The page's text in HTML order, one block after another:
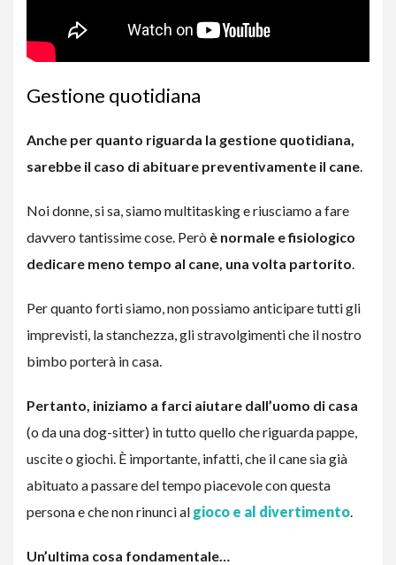
Gestione quotidiana
Anche per quanto riguarda la gestione quotidiana,
sarebbe il caso di abituare preventivamente il cane
Noi donne, si sa, siamo multitasking e riusciamo a fare
davvero tantissime cose. Però è normale e fisiologico
dedicare meno tempo al cane, una volta partorito
Per quanto forti siamo, non possiamo anticipare tutti gli
imprevisti, la stanchezza, gli stravolgimenti che il nostro
bimbo porterà in casa.
Pertanto, iniziamo a farci aiutare dall’uomo di casa
(o da una dog-sitter) in tutto quello che riguarda pappe,
uscite o giochi. È importante, infatti, che il cane sia già
abituato a passare del tempo piacevole con questa
persona e che non rinunci al gioco e al divertimento
Un’ultima cosa fondamentale…